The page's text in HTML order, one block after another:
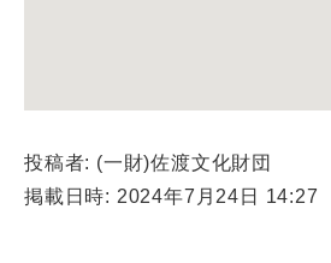
投稿者: (一財)佐渡文化財団
掲載日時: 2024年7月24日 14:27